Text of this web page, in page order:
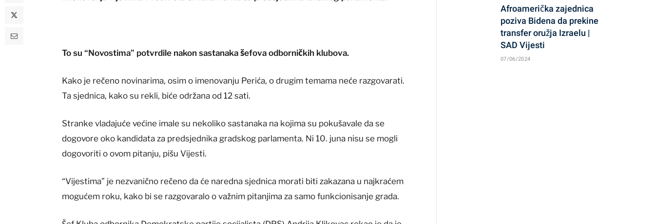
To su “Novostima” potvrdile nakon sastanaka šefova odborničkih klubova.
Kako je rečeno novinarima, osim o imenovanju Perića, o drugim temama neće razgovarati.
Ta sjednica, kako su rekli, biće održana od 12 sati.
Stranke vladajuće većine imale su nekoliko sastanaka na kojima su pokušavale da se
dogovore oko kandidata za predsjednika gradskog parlamenta. Ni 10. juna nisu se mogli
dogovoriti o ovom pitanju, pišu Vijesti.
“Vijestima” je nezvanično rečeno da će naredna sjednica morati biti zakazana u najkraćem
mogućem roku, kako bi se razgovaralo o važnim pitanjima za samo funkcionisanje grada.
Afroamerička zajednica
poziva Bidena da prekine
transfer oružja Izraelu |
SAD Vijesti
07/06/2024